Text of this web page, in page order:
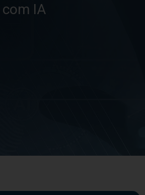
IA